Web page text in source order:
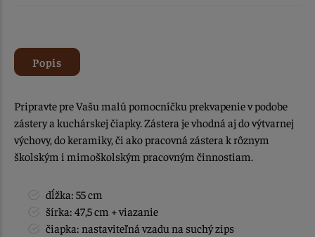
Popis
Pripravte pre Vašu malú pomocníčku prekvapenie v podobe
zástery a kuchárskej čiapky. Zástera je vhodná aj do výtvarnej
výchovy, do keramiky, či ako pracovná zástera k rôznym
školským i mimoškolským pracovným činnostiam.
dĺžka: 55 cm
šírka: 47,5 cm + viazanie
čiapka: nastaviteľná vzadu na suchý zips